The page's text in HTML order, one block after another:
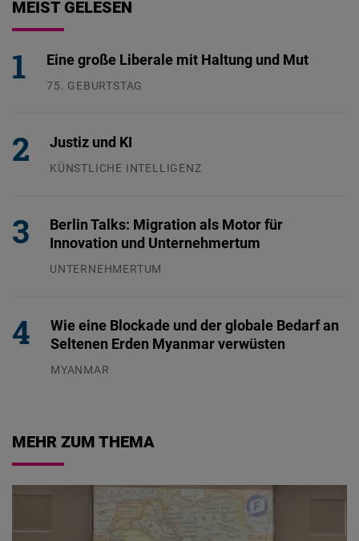
MEIST GELESEN
Eine große Liberale mit Haltung und Mut
75. GEBURTSTAG
Justiz und KI
KÜNSTLICHE INTELLIGENZ
Berlin Talks: Migration als Motor für
Innovation und Unternehmertum
UNTERNEHMERTUM
Wie eine Blockade und der globale Bedarf an
Seltenen Erden Myanmar verwüsten
MYANMAR
MEHR ZUM THEMA